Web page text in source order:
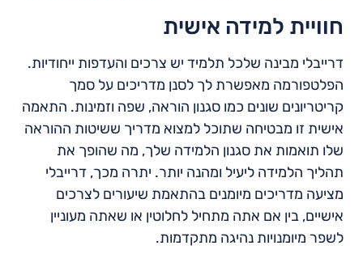
חוויית למידה אישית
דרייבלי מבינה שלכל תלמיד יש צרכים והעדפות ייחודיות.
הפלטפורמה מאפשרת לך לסנן מדריכים על סמך
קריטריונים שונים כמו סגנון הוראה, שפה וזמינות. התאמה
אישית זו מבטיחה שתוכל למצוא מדריך ששיטות ההוראה
שלו תואמות את סגנון הלמידה שלך, מה שהופך את
תהליך הלמידה ליעיל ומהנה יותר. יתרה מכך, דרייבלי
מציעה מדריכים מיומנים בהתאמת שיעורים לצרכים
אישיים, בין אם אתה מתחיל לחלוטין או שאתה מעוניין
לשפר מיומנויות נהיגה מתקדמות.